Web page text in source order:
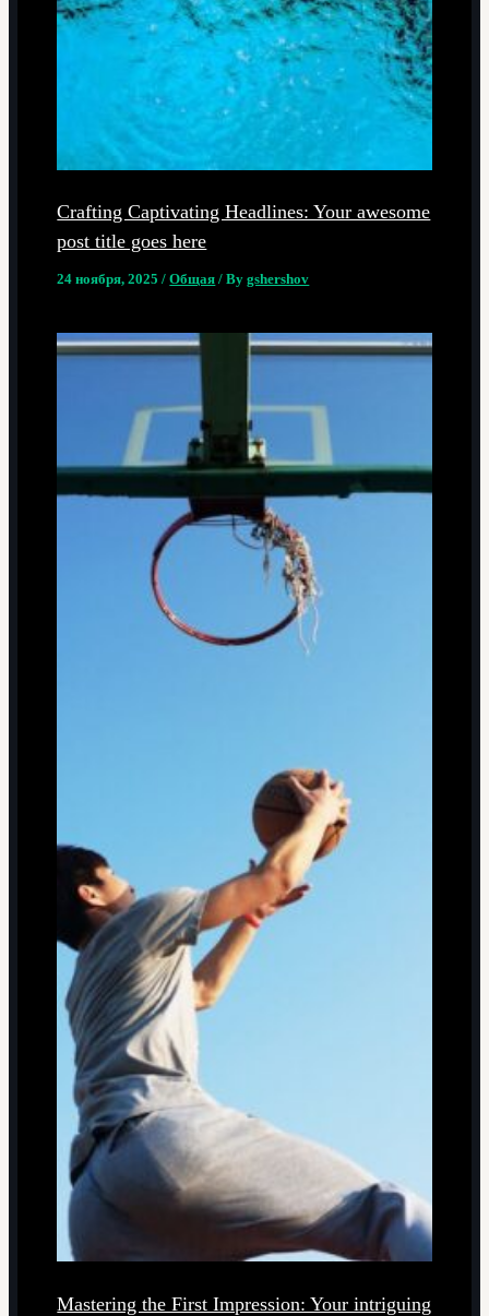
Crafting Captivating Headlines: Your awesome
post title goes here
24 ноября, 2025/Общая / Bygshershov
Mastering the First Impression: Your intriguing